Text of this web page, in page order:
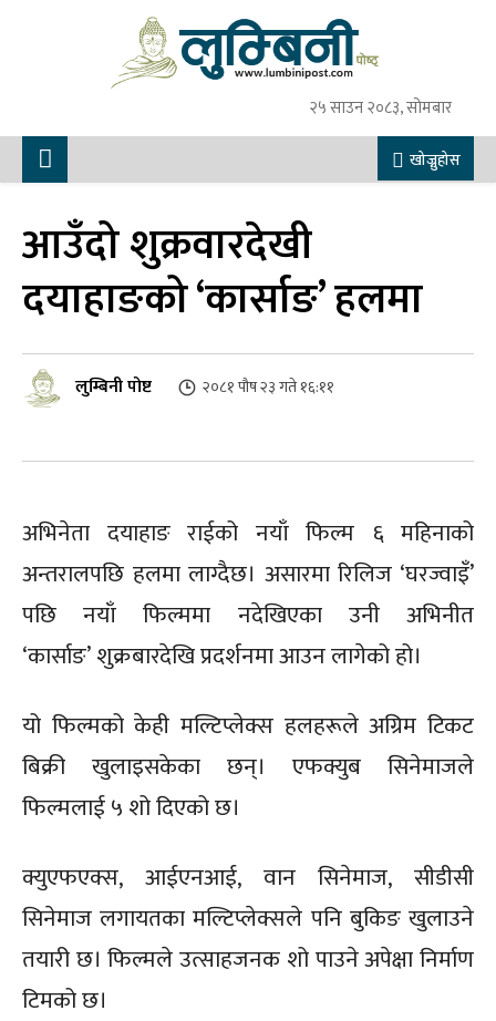
२५ साउन २०८३, सोमबार
खोज्नुहोस
आउँदो शुक्रवारदेखी
दयाहाङको ‘कार्साङ’ हलमा
लुम्बिनी पोष्ट २०८१ पौष २३ गते १६:११
अभिनेता दयाहाङ राईको नयाँ फिल्म ६ महिनाको
अन्तरालपछि हलमा लाग्दैछ। असारमा रिलिज ‘घरज्वाइँ’
पछि नयाँ फिल्ममा नदेखिएका उनी अभिनीत
‘कार्साङ’ शुक्रबारदेखि प्रदर्शनमा आउन लागेको हो।
यो फिल्मको केही मल्टिप्लेक्स हलहरूले अग्रिम टिकट
बिक्री खुलाइसकेका छन्। एफक्युब सिनेमाजले
फिल्मलाई ५ शो दिएको छ।
क्युएफएक्स, आईएनआई, वान सिनेमाज, सीडीसी
सिनेमाज लगायतका मल्टिप्लेक्सले पनि बुकिङ खुलाउने
तयारी छ। फिल्मले उत्साहजनक शो पाउने अपेक्षा निर्माण
टिमको छ।